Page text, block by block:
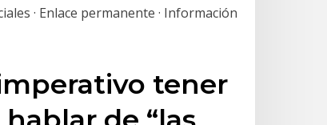
· Enlace permanente · Información
tener